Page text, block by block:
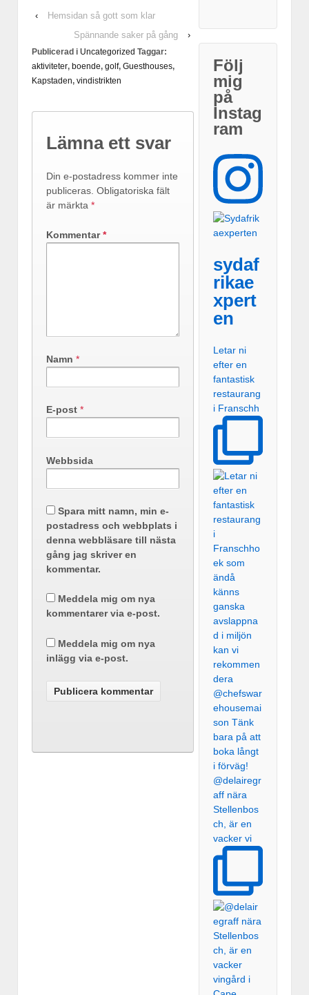
‹
Hemsidan så gott som klar
Spännande saker på gång
›
Publicerad i Uncategorized Taggar:
aktiviteter, boende, golf, Guesthouses,
Kapstaden, vindistrikten
Lämna ett svar
Din e-postadress kommer inte
publiceras. Obligatoriska fält
är märkta *
Kommentar*
Namn *
E-post *
Webbsida
Spara mitt namn, min e-
postadress och webbplats i
denna webbläsare till nästa
gång jag skriver en
kommentar.
Meddela mig om nya
kommentarer via e-post.
Meddela mig om nya
inlägg via e-post.
Följ
mig
på
Instag
ram
sydaf
rikae
xpert
en
Letar ni
efter en
fantastisk
restaurang
i Franschh
@delairegr
aff nära
Stellenbos
ch, är en
vacker vi